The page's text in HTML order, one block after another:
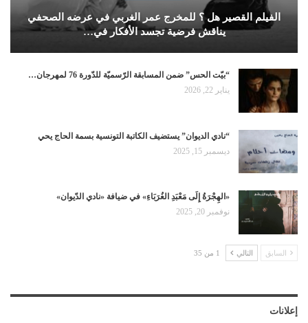
الفيلم القصير هل ؟ للمخرج عمر الغربي في عرضه الصحفي
يناقش فرضية تجسد الأفكار في…
“بيّت الحس” ضمن المسابقة الرّسميّة للدّورة 76 لمهرجان…
يناير 22, 2026
“نادي الديوان” يستضيف الكاتبة التونسية بسمة الحاج يحي
ديسمبر 15, 2025
«الهِجْرَةُ إِلَى مَعْبَدِ الغُرَبَاءِ» في ضيافة «نادي الدّيوان»
نوفمبر 20, 2025
السابق التالي 1 من 35
إعلانات